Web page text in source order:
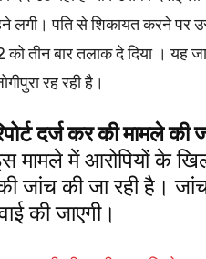
लगी। पति से शिकायत करने पर
तीन बार तलाक दे दिया । यह
रह रही है।
दर्ज कर की मामले
मामले में आरोपियों के
जांच की जा रही है।
की जाएगी।